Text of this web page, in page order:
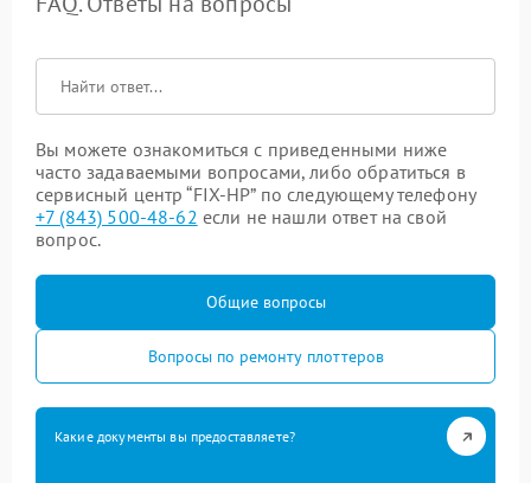
Вы можете ознакомиться с приведенными ниже
часто задаваемыми вопросами, либо обратиться в
сервисный центр “FIX-HP” по следующему телефону
+7 (843) 500-48-62 если не нашли ответ на свой
вопрос.
Общие вопросы
Вопросы по ремонту плоттеров
Какие документы вы предоставляете?